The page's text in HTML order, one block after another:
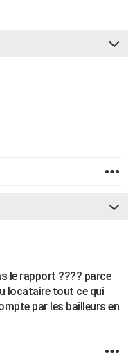
le rapport ???? parce
locataire tout ce qui
par les bailleurs en